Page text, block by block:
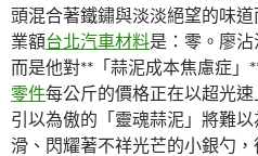
頭混合著鐵鏽與淡淡絕望的味
業額台北汽車材料是：零。廖沾
而是他對**「蒜泥成本焦慮症」
零件每公斤的價格正在以超光
引以為傲的「靈魂蒜泥」將難
滑、閃耀著不祥光芒的小銀勺